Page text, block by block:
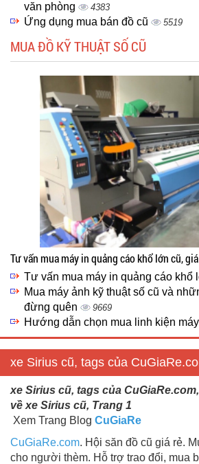
văn phòng
4383
Ứng dụng mua bán đồ cũ 5519
MUA ĐỒ KỸ THUẬT SỐ CŨ
Tư vấn mua máy in quảng cáo khổ lớn cũ,
Tư vấn mua máy in quảng cáo khổ
Mua máy ảnh kỹ thuật số cũ và
đừng quên
9669
Hướng dẫn chọn mua linh kiện
xe Sirius cũ, tags của
xe Sirius cũ, tags của
về xe Sirius cũ, Trang 1
Xem Trang Blog CuGiaRe
CuGiaRe.com. Hội săn đồ cũ giá rẻ.
cho người thèm. Hỗ trợ trao đổi, mua